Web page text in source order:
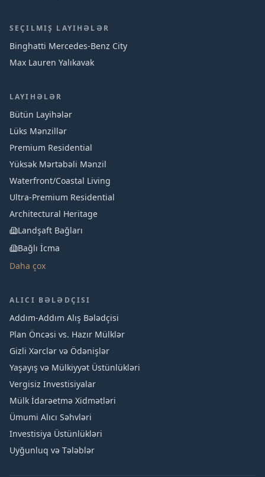
SEÇILMIŞ LAYIHƏLƏR
Binghatti Mercedes‑Benz City
Max Lauren Yalıkavak
LAYIHƏLƏR
Bütün Layihələr
Lüks Mənzillər
Premium Residential
Yüksək Mərtəbəli Mənzil
Waterfront/Coastal Living
Ultra-Premium Residential
Architectural Heritage
Landşaft Bağları
Bağlı İcma
Daha çox
ALICI BƏLƏDÇISI
Addım-Addım Alış Bələdçisi
Plan Öncəsi vs. Hazır Mülklər
Gizli Xərclər və Ödənişlər
Yaşayış və Mülkiyyət Üstünlükləri
Vergisiz Investisiyalar
Mülk İdarəetmə Xidmətləri
Ümumi Alıcı Səhvləri
Investisiya Üstünlükləri
Uyğunluq və Tələblər